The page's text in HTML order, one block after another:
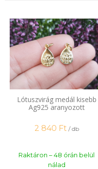
Lótuszvirág medál kisebb
Ag925 aranyozott
2 840 Ft / db
Raktáron – 48 órán belül
nálad